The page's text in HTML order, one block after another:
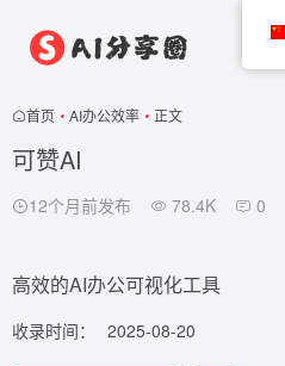
首页 • AI办公效率 • 正文
可赞AI
12个月前发布 78.4K 0
高效的AI办公可视化工具
收录时间： 2025-08-20